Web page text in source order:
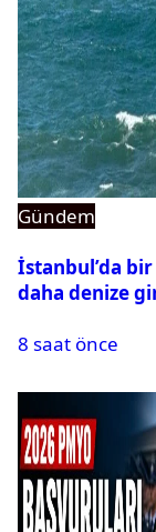
Gündem
İstanbul’da
daha denize
8 saat önce